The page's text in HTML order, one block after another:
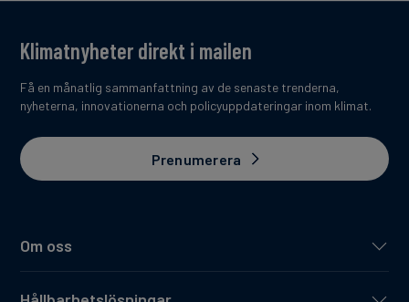
Om oss
Klimatnyheter direkt i mailen
Få en månatlig sammanfattning av de senaste trenderna,
nyheterna, innovationerna och policyuppdateringar inom klimat.
Prenumerera